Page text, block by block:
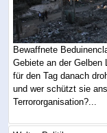
Bewaffnete
Gebiete an der Gelben
für den Tag danach
und wer schützt sie
Terrororganisation?...